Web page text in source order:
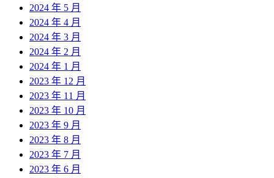
2024 年 5 月
2024 年 4 月
2024 年 3 月
2024 年 2 月
2024 年 1 月
2023 年 12 月
2023 年 11 月
2023 年 10 月
2023 年 9 月
2023 年 8 月
2023 年 7 月
2023 年 6 月